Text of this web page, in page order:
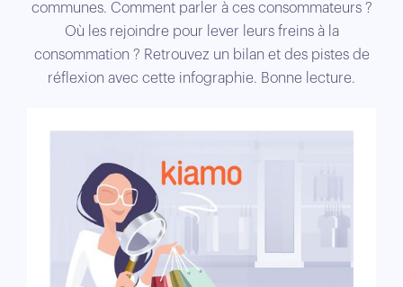
communes. Comment parler à ces consommateurs ?
Où les rejoindre pour lever leurs freins à la
consommation ? Retrouvez un bilan et des pistes de
réflexion avec cette infographie. Bonne lecture.